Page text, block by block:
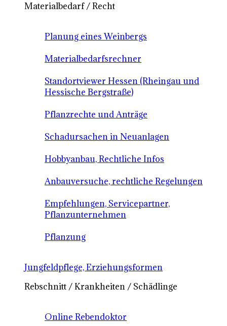
Materialbedarf / Recht
Planung eines Weinbergs
Materialbedarfsrechner
Standortviewer Hessen (Rheingau und
Hessische Bergstraße)
Pflanzrechte und Anträge
Schadursachen in Neuanlagen
Hobbyanbau, Rechtliche Infos
Anbauversuche, rechtliche Regelungen
Empfehlungen, Servicepartner,
Pflanzunternehmen
Pflanzung
Jungfeldpflege, Erziehungsformen
Rebschnitt / Krankheiten / Schädlinge
Online Rebendoktor